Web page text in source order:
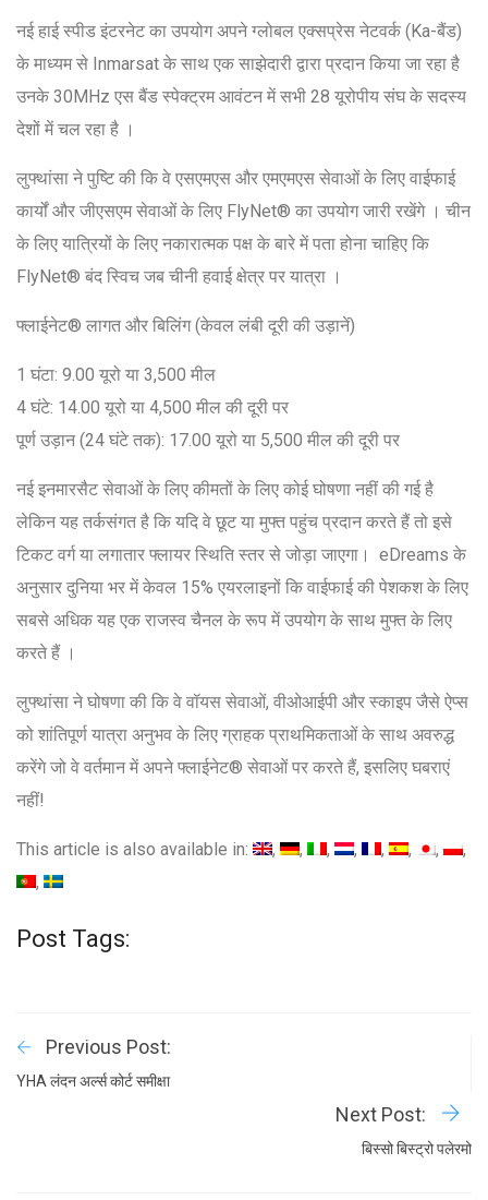
नई हाई स्पीड इंटरनेट का उपयोग अपने ग्लोबल एक्सप्रेस नेटवर्क (Ka-बैंड)
के माध्यम से Inmarsat के साथ एक साझेदारी द्वारा प्रदान किया जा रहा है
उनके 30MHz एस बैंड स्पेक्ट्रम आवंटन में सभी 28 यूरोपीय संघ के सदस्य
देशों में चल रहा है ।
लुफ्थांसा ने पुष्टि की कि वे एसएमएस और एमएमएस सेवाओं के लिए वाईफाई
कार्यों और जीएसएम सेवाओं के लिए FlyNet® का उपयोग जारी रखेंगे । चीन
के लिए यात्रियों के लिए नकारात्मक पक्ष के बारे में पता होना चाहिए कि
FlyNet® बंद स्विच जब चीनी हवाई क्षेत्र पर यात्रा ।
फ्लाईनेट® लागत और बिलिंग (केवल लंबी दूरी की उड़ानें)
1 घंटा: 9.00 यूरो या 3,500 मील
4 घंटे: 14.00 यूरो या 4,500 मील की दूरी पर
पूर्ण उड़ान (24 घंटे तक): 17.00 यूरो या 5,500 मील की दूरी पर
नई इनमारसैट सेवाओं के लिए कीमतों के लिए कोई घोषणा नहीं की गई है
लेकिन यह तर्कसंगत है कि यदि वे छूट या मुफ्त पहुंच प्रदान करते हैं तो इसे
टिकट वर्ग या लगातार फ्लायर स्थिति स्तर से जोड़ा जाएगा। eDreams के
अनुसार दुनिया भर में केवल 15% एयरलाइनों कि वाईफाई की पेशकश के लिए
सबसे अधिक यह एक राजस्व चैनल के रूप में उपयोग के साथ मुफ्त के लिए
करते हैं ।
लुफ्थांसा ने घोषणा की कि वे वॉयस सेवाओं, वीओआईपी और स्काइप जैसे ऐप्स
को शांतिपूर्ण यात्रा अनुभव के लिए ग्राहक प्राथमिकताओं के साथ अवरुद्ध
करेंगे जो वे वर्तमान में अपने फ्लाईनेट® सेवाओं पर करते हैं, इसलिए घबराएं
नहीं!
This article is also available in:
Post Tags:
Previous Post:
YHA लंदन अर्ल्स कोर्ट समीक्षा
Next Post:
बिस्सो बिस्ट्रो पलेरमो